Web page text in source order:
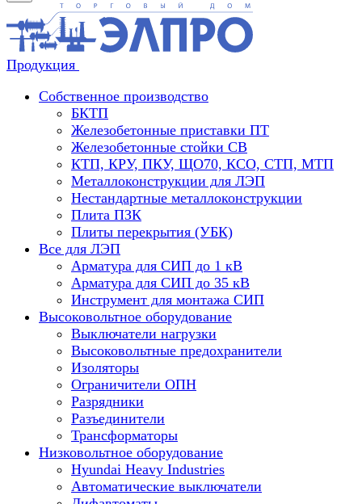
Продукция
Собственное производство
БКТП
Железобетонные приставки ПТ
Железобетонные стойки СВ
КТП, КРУ, ПКУ, ЩО70, КСО, СТП, МТП
Металлоконструкции для ЛЭП
Нестандартные металлоконструкции
Плита ПЗК
Плиты перекрытия (УБК)
Все для ЛЭП
Арматура для СИП до 1 кВ
Арматура для СИП до 35 кВ
Инструмент для монтажа СИП
Высоковольтное оборудование
Выключатели нагрузки
Высоковольтные предохранители
Изоляторы
Ограничители ОПН
Разрядники
Разъединители
Трансформаторы
Низковольтное оборудование
Hyundai Heavy Industries
Автоматические выключатели